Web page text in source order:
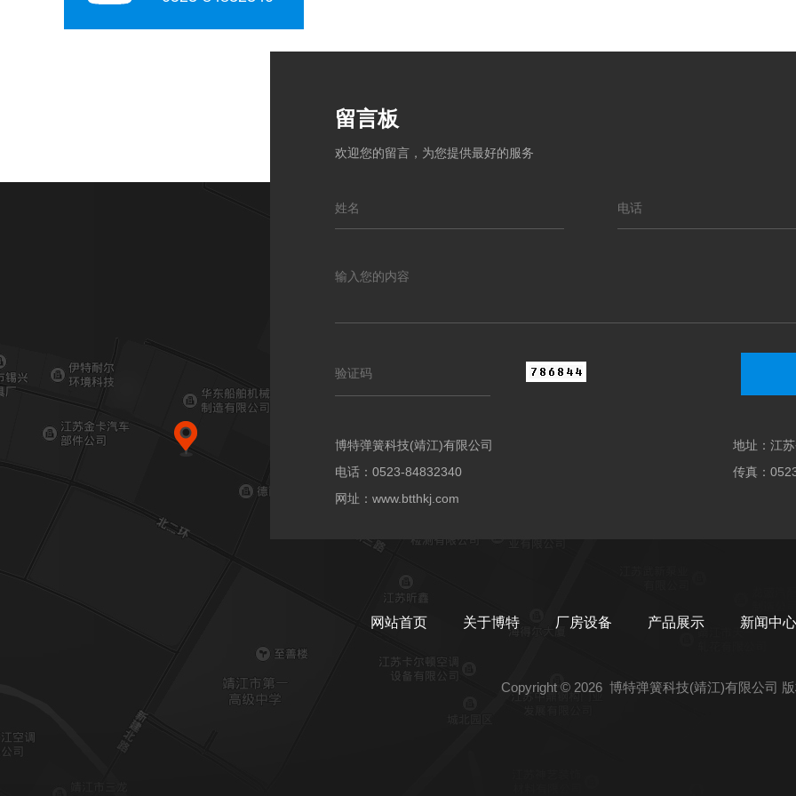
留言板
欢迎您的留言，为您提供最好的服务
博特弹簧科技(靖江)有限公司
地址：江
电话：0523-84832340
传真：
网址：www.btthkj.com
网站首页 关于博特 厂房设备 产品展示 新闻中心
Copyright © 2026 博特弹簧科技(靖江)有限公司